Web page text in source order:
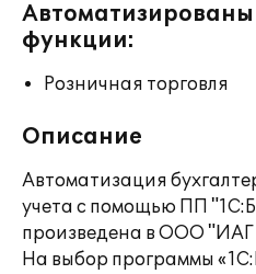
функции:
Розничная торговля
Описание
Автоматизация
учета с помощью ПП
произведена в ООО
На выбор программы